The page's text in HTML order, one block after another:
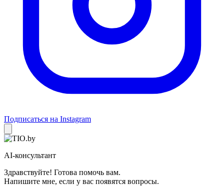
Подписаться на Instagram
AI-консультант
Здравствуйте! Готова помочь вам.
Напишите мне, если у вас появятся вопросы.